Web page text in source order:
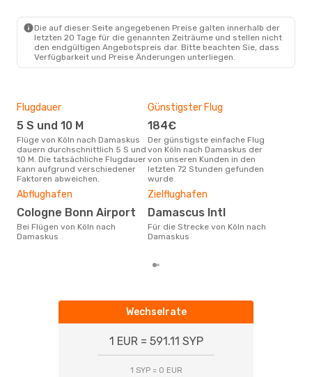
Turkish Airlines
1 Zwischenstopp
CGN- DAM
Turkish Airlines
1 Zwischenstopp
Die auf dieser Seite angegebenen Preise galten innerhalb der
letzten 20 Tage für die genannten Zeiträume und stellen nicht
den endgültigen Angebotspreis dar. Bitte beachten Sie, dass
Verfügbarkeit und Preise Änderungen unterliegen.
Flugdauer
5 S und 10 M
Flüge von Köln nach Damaskus
dauern durchschnittlich 5 S und
10 M. Die tatsächliche Flugdauer
kann aufgrund verschiedener
Faktoren abweichen.
Günstigster Flug
184€
Der günstigste einfache Flug
von Köln nach Damaskus der
von unseren Kunden in den
letzten 72 Stunden gefunden
wurde
Abflughafen
Cologne Bonn Airport
Bei Flügen von Köln nach
Damaskus
Zielflughafen
Damascus Intl
Für die Strecke von Köln nach
Damaskus
Wechselrate
1 EUR = 591.11 SYP
1 SYP = 0 EUR